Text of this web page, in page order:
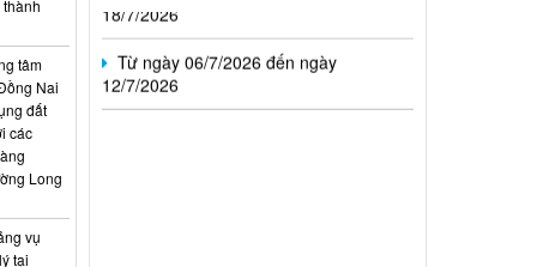
Từ ngày 06/7/2026 đến ngày
12/7/2026
tâm
Nai
đất
các
Long
vụ
tại